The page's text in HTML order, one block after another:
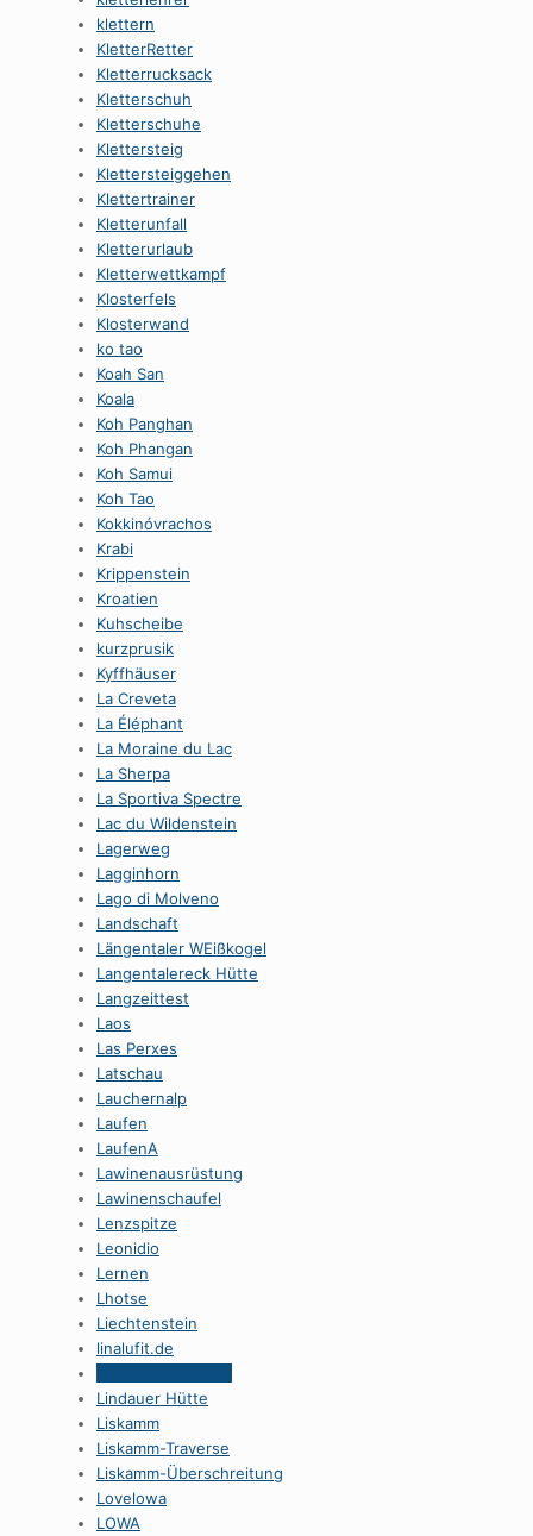
klettern
KletterRetter
Kletterrucksack
Kletterschuh
Kletterschuhe
Klettersteig
Klettersteiggehen
Klettertrainer
Kletterunfall
Kletterurlaub
Kletterwettkampf
Klosterfels
Klosterwand
ko tao
Koah San
Koala
Koh Panghan
Koh Phangan
Koh Samui
Koh Tao
Kokkinóvrachos
Krabi
Krippenstein
Kroatien
Kuhscheibe
kurzprusik
Kyffhäuser
La Creveta
La Éléphant
La Moraine du Lac
La Sherpa
La Sportiva Spectre
Lac du Wildenstein
Lagerweg
Lagginhorn
Lago di Molveno
Landschaft
Längentaler WEißkogel
Langentalereck Hütte
Langzeittest
Laos
Las Perxes
Latschau
Lauchernalp
Laufen
LaufenA
Lawinenausrüstung
Lawinenschaufel
Lenzspitze
Leonidio
Lernen
Lhotse
Liechtenstein
linalufit.de
Lindauer Hütte
Liskamm
Liskamm-Traverse
Liskamm-Überschreitung
Lovelowa
LOWA